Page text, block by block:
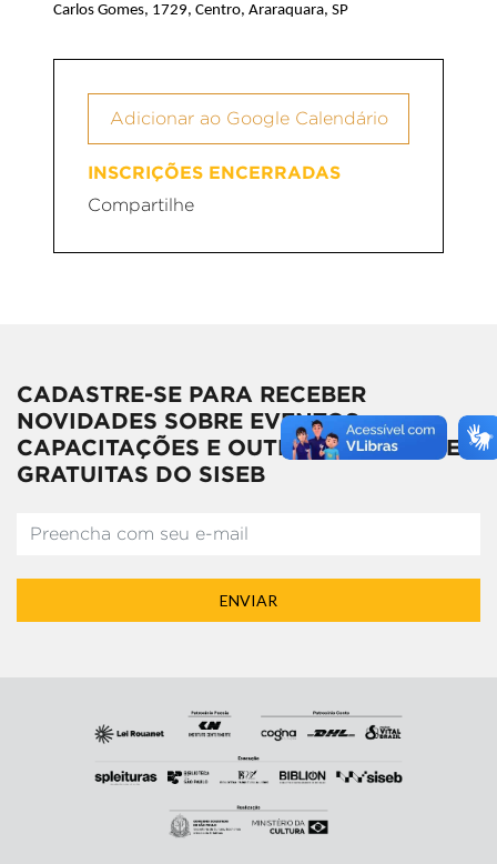
Carlos Gomes, 1729, Centro, Araraquara, SP
Adicionar ao Google Calendário
INSCRIÇÕES ENCERRADAS
Compartilhe
CADASTRE-SE PARA RECEBER
NOVIDADES SOBRE EVENTOS,
CAPACITAÇÕES E OUTRAS ATIVIDADES
GRATUITAS DO SISEB
ENVIAR